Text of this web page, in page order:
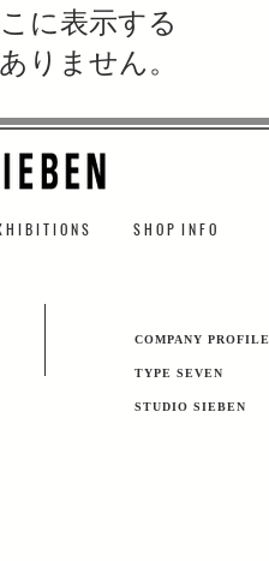
に表示する
りません。
H I B I T I O N S S H O P I N F O
​COMPANY PROFILE
TYPE SEVEN
​STUDIO SIEBEN